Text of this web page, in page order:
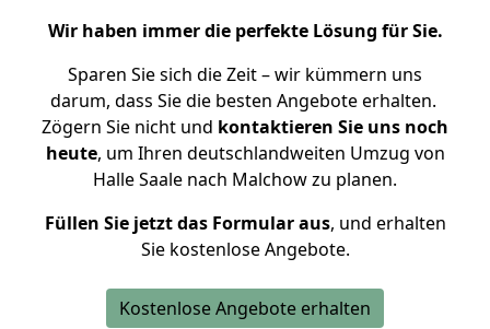
Wir haben immer die perfekte Lösung für Sie.
Sparen Sie sich die Zeit – wir kümmern uns
darum, dass Sie die besten Angebote erhalten.
Zögern Sie nicht und kontaktieren Sie uns noch
heute, um Ihren deutschlandweiten Umzug von
Halle Saale nach Malchow zu planen.
Füllen Sie jetzt das Formular aus, und erhalten
Sie kostenlose Angebote.
Kostenlose Angebote erhalten